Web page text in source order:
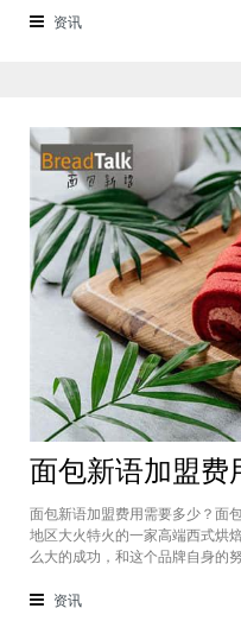
店，在这里就不说名字了。虽然
资讯
面包新语加盟费用需要多少？面
地区大火特火的一家高端西式烘
么大的成功，和这个品牌自身的
在国内市场上的首先一家传统地
资讯